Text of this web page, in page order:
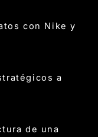
con Nike y
a
de una